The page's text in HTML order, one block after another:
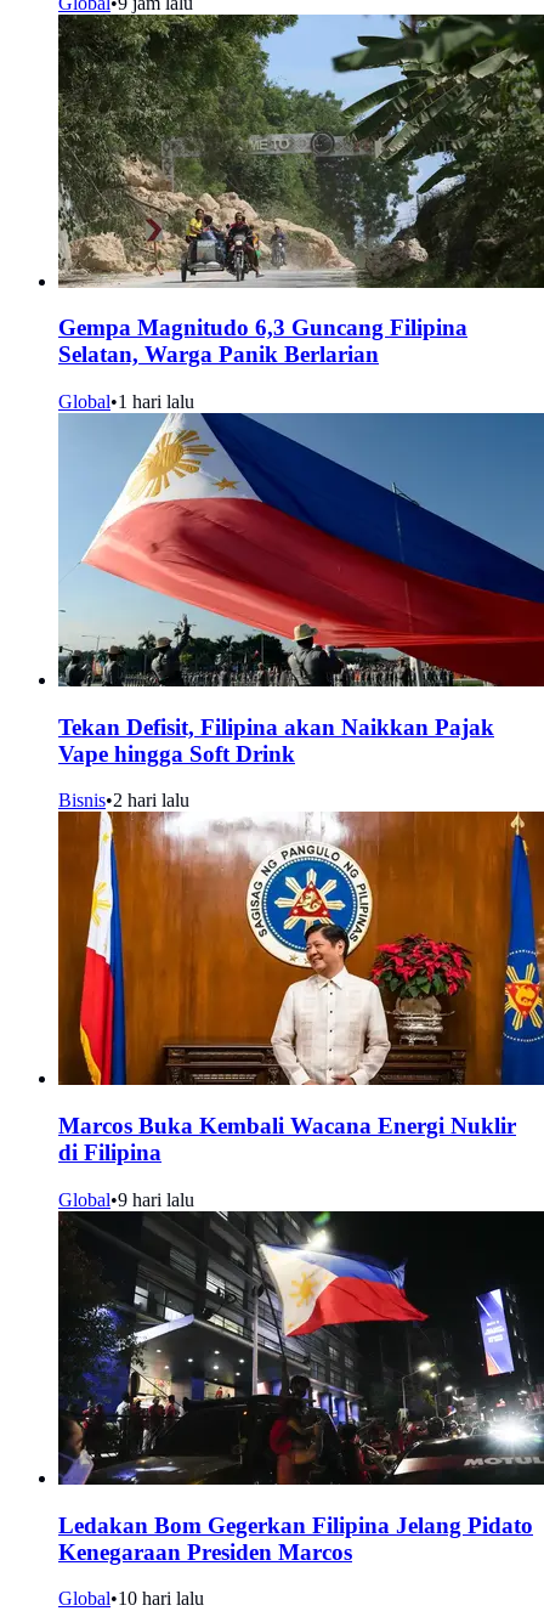
Gempa Magnitudo 6,3 Guncang Filipina
Selatan, Warga Panik Berlarian
Global•1 hari lalu
Tekan Defisit, Filipina akan Naikkan Pajak
Vape hingga Soft Drink
Bisnis•2 hari lalu
Marcos Buka Kembali Wacana Energi Nuklir
di Filipina
Global•9 hari lalu
Ledakan Bom Gegerkan Filipina Jelang Pidato
Kenegaraan Presiden Marcos
Global•10 hari lalu